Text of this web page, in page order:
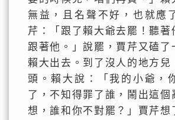
無益，且名聲不好，也就應
芹：「跟了賴大爺去罷！聽著
跟著他。」說罷，賈芹又磕了
賴大出去。到了沒人的地方兒
頭。賴大說：「我的小爺，
了，不知得罪了誰，鬧出這個
想，誰和你不對罷？」賈芹想